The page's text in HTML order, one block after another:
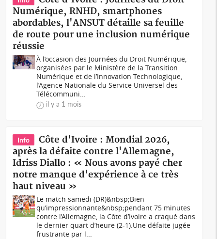
Numérique, RNHD, smartphones
abordables, l'ANSUT détaille sa feuille
de route pour une inclusion numérique
réussie
À l’occasion des Journées du Droit Numérique,
organisées par le Ministère de la Transition
Numérique et de l’Innovation Technologique,
l’Agence Nationale du Service Universel des
Télécommuni...
il y a 1 mois
Info
Côte d'Ivoire : Mondial 2026,
après la défaite contre l'Allemagne,
Idriss Diallo : « Nous avons payé cher
notre manque d'expérience à ce très
haut niveau »
Le match samedi (DR)&nbsp;Bien
qu’impressionnante&nbsp;pendant 75 minutes
contre l’Allemagne, la Côte d’Ivoire a craqué dans
le dernier quart d’heure (2-1).Une défaite jugée
frustrante par l...